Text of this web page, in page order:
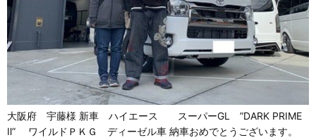
大阪府 宇藤様 新車 ハイエース スーパーGL ”DARK PRIME
Ⅱ” ワイルドＰＫＧ ディーゼル車 納車おめでとうございます。